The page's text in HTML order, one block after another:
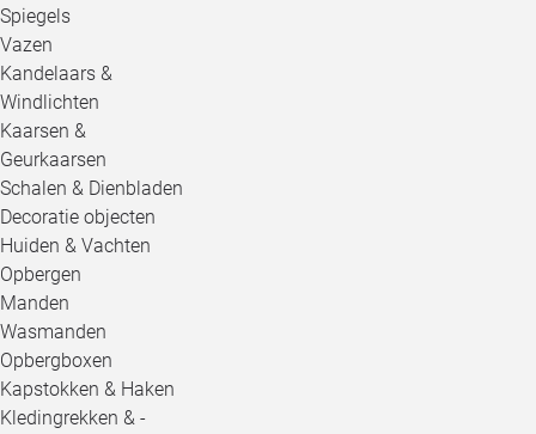
Spiegels
Vazen
Kandelaars &
Windlichten
Kaarsen &
Geurkaarsen
Schalen & Dienbladen
Decoratie objecten
Huiden & Vachten
Opbergen
Manden
Wasmanden
Opbergboxen
Kapstokken & Haken
Kledingrekken & -